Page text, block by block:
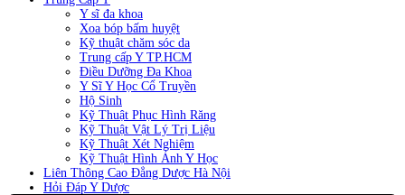
Y sĩ đa khoa
Xoa bóp bấm huyệt
Kỹ thuật chăm sóc da
Trung cấp Y TP.HCM
Điều Dưỡng Đa Khoa
Y Sĩ Y Học Cổ Truyền
Hộ Sinh
Kỹ Thuật Phục Hình Răng
Kỹ Thuật Vật Lý Trị Liệu
Kỹ Thuật Xét Nghiệm
Kỹ Thuật Hình Ảnh Y Học
Liên Thông Cao Đẳng Dược Hà Nội
Hỏi Đáp Y Dược